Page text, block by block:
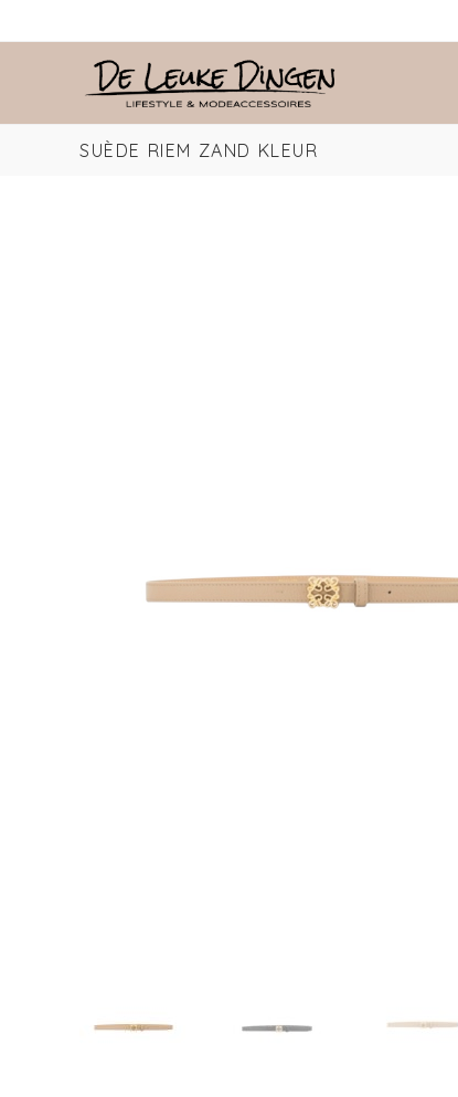
SUÈDE RIEM ZAND KLEUR